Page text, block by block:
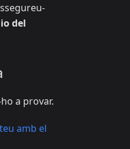
del
a provar.
amb el